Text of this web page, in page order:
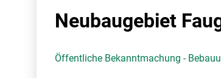
Neubaugebiet
Öffentliche Bekanntmachung -